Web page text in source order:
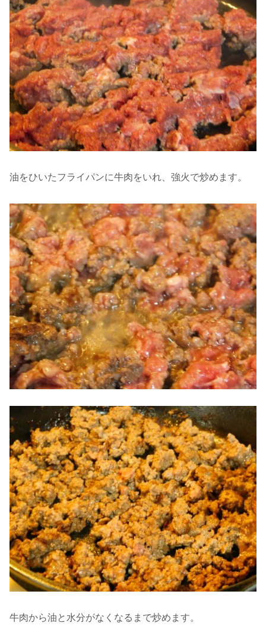
油をひいたフライパンに牛肉をいれ、強火で炒めます。
牛肉から油と水分がなくなるまで炒めます。